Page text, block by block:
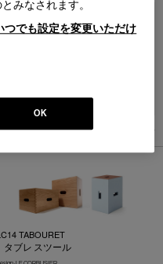
お問合せ
件あります
TABOURET
タブレ スツール
みなされます。
つでも設定を変更いただけ
OK